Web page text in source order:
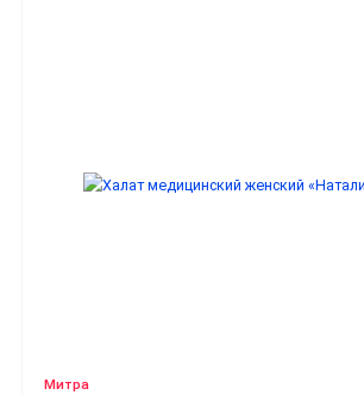
Митра